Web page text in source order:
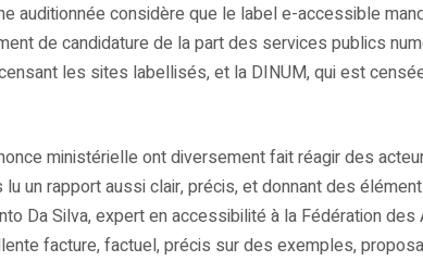
auditionnée considère que le label e-accessible
de candidature de la part des services publics
les sites labellisés, et la DINUM, qui est
ministérielle ont diversement fait réagir des
lu un rapport aussi clair, précis, et donnant des
Da Silva, expert en accessibilité à la Fédération
facture, factuel, précis sur des exemples,